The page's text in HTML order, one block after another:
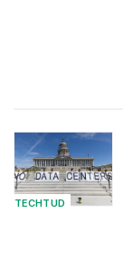
TECHTUD